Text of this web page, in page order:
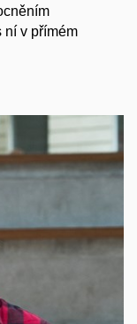
ní v přímém